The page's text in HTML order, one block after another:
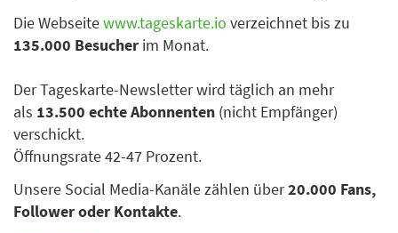
Die Webseitewww.tageskarte.io verzeichnet bis zu
135.000 Besucher im Monat.
Der Tageskarte-Newsletter wird täglich an mehr
als 13.500 echte Abonnenten (nicht Empfänger)
verschickt.
Öffnungsrate 42-47 Prozent.
Unsere Social Media-Kanäle zählen über20.000 Fans,
Follower oder Kontakte.